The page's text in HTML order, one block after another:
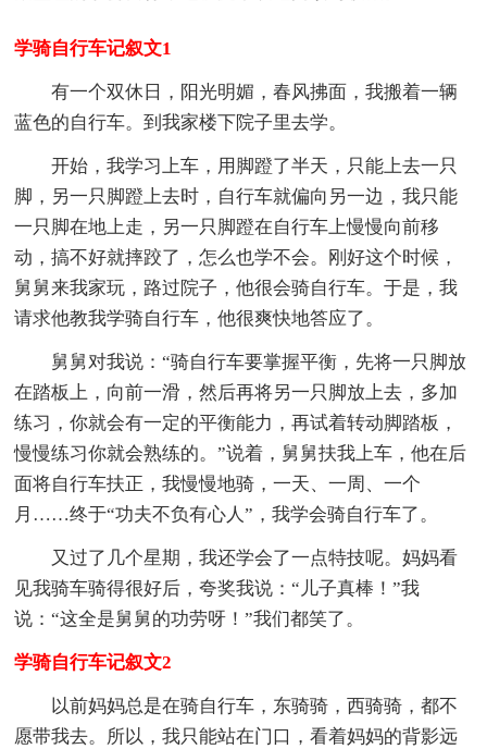
学骑自行车记叙文1
有一个双休日，阳光明媚，春风拂面，我搬着一辆
蓝色的自行车。到我家楼下院子里去学。
开始，我学习上车，用脚蹬了半天，只能上去一只
脚，另一只脚蹬上去时，自行车就偏向另一边，我只能
一只脚在地上走，另一只脚蹬在自行车上慢慢向前移
动，搞不好就摔跤了，怎么也学不会。刚好这个时候，
舅舅来我家玩，路过院子，他很会骑自行车。于是，我
请求他教我学骑自行车，他很爽快地答应了。
舅舅对我说：“骑自行车要掌握平衡，先将一只脚放
在踏板上，向前一滑，然后再将另一只脚放上去，多加
练习，你就会有一定的平衡能力，再试着转动脚踏板，
慢慢练习你就会熟练的。”说着，舅舅扶我上车，他在后
面将自行车扶正，我慢慢地骑，一天、一周、一个
月……终于“功夫不负有心人”，我学会骑自行车了。
又过了几个星期，我还学会了一点特技呢。妈妈看
见我骑车骑得很好后，夸奖我说：“儿子真棒！”我
说：“这全是舅舅的功劳呀！”我们都笑了。
学骑自行车记叙文2
以前妈妈总是在骑自行车，东骑骑，西骑骑，都不
愿带我去。所以，我只能站在门口，看着妈妈的背影远